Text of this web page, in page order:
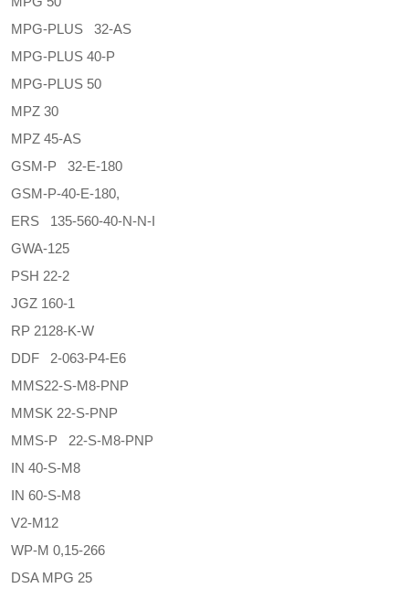
MPG-PLUS 32-AS
MPG-PLUS 40-P
MPG-PLUS 50
MPZ 30
MPZ 45-AS
GSM-P 32-E-180
GSM-P-40-E-180,
ERS 135-560-40-N-N-I
GWA-125
PSH 22-2
JGZ 160-1
RP 2128-K-W
DDF 2-063-P4-E6
MMS22-S-M8-PNP
MMSK 22-S-PNP
MMS-P 22-S-M8-PNP
IN 40-S-M8
IN 60-S-M8
V2-M12
WP-M 0,15-266
DSA MPG 25